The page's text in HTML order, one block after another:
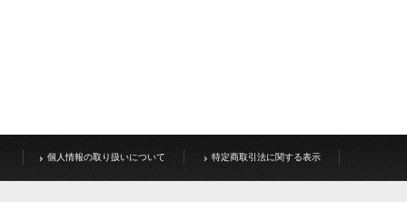
個人情報の取り扱いについて 特定商取引法に関する表示